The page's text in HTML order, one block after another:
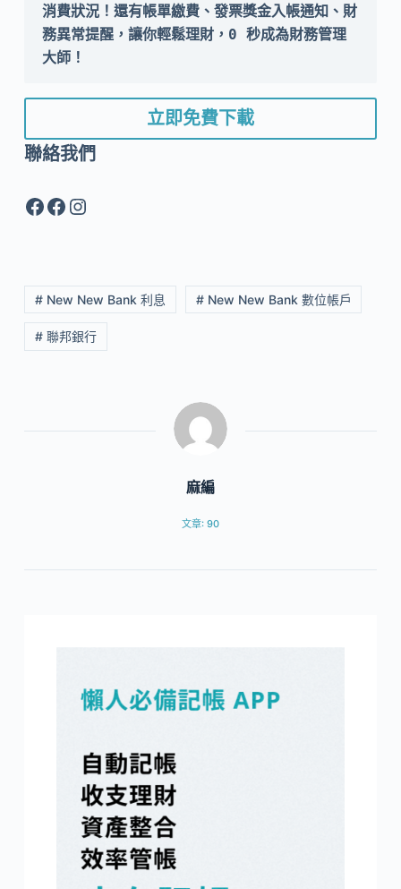
消費狀況！還有帳單繳費、發票獎金入帳通知、財
務異常提醒，讓你輕鬆理財，0 秒成為財務管理
大師！
立即免費下載
聯絡我們
Facebook
Facebook
Instagram
# New New Bank 利息 # New New Bank 數位帳戶
# 聯邦銀行
麻編
文章: 90